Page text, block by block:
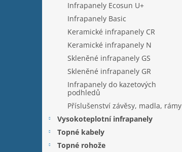
Infrapanely Ecosun U+
Infrapanely Basic
Keramické infrapanely CR
Keramické infrapanely N
Skleněné infrapanely GS
Skleněné infrapanely GR
Infrapanely do kazetových
podhledů
Příslušenství závěsy, madla, rámy
Vysokoteplotní infrapanely
Topné kabely
Topné rohože